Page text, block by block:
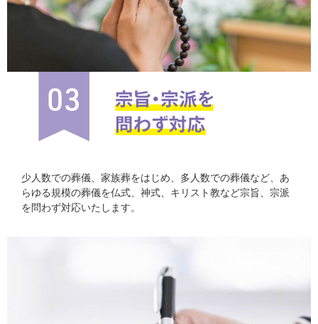
少人数での葬儀、家族葬をはじめ、多人数での葬儀など、あ
らゆる規模の葬儀を仏式、神式、キリスト教など宗旨、宗派
を問わず対応いたします。